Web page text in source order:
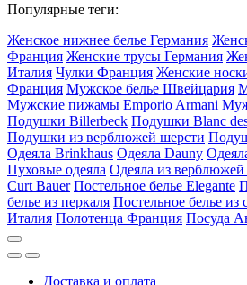
Популярные теги:
Женское нижнее белье Германия
Франция Женские трусы Германия
Италия Чулки Франция Женские
Франция Мужское белье Швейцария
Мужские пижамы Emporio Armani
Подушки Billerbeck Подушки Blanc
Подушки из верблюжей шерсти
Одеяла Brinkhaus Одеяла Dauny
Пуховые одеяла Одеяла из верблюжей
Curt Bauer Постельное белье Elegante
белье из перкаля Постельное белье из
Италия Полотенца Франция Посуда
Доставка и оплата